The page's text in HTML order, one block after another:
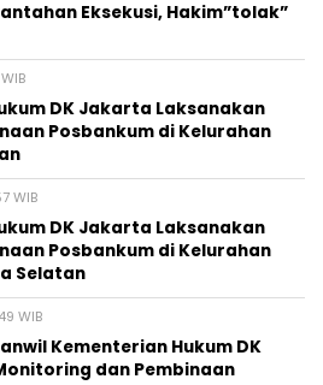
Eksekusi, Hakim”tolak”
DK Jakarta Laksanakan
Posbankum di Kelurahan
WIB
DK Jakarta Laksanakan
Posbankum di Kelurahan
Selatan
WIB
Kementerian Hukum DK
dan Pembinaan